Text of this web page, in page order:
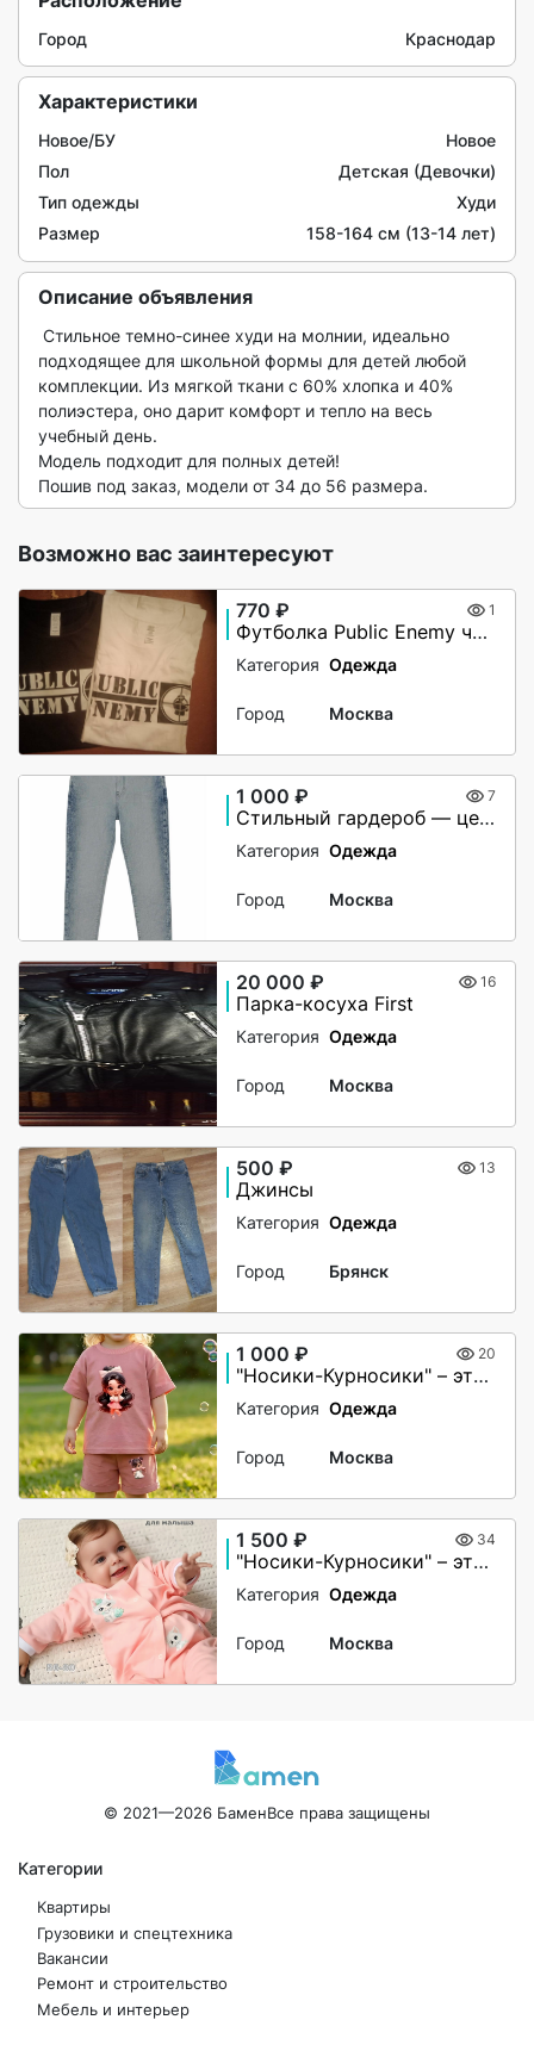
Город Краснодар
Характеристики
Новое/БУ
Новое
Пол
Детская (Девочки)
Тип одежды
Худи
Размер
158-164 см (13-14 лет)
Описание объявления
подходящее для школьной формы для детей любой
комплекции. Из мягкой ткани с 60% хлопка и 40%
полиэстера, оно дарит комфорт и тепло на весь
учебный день.
Модель подходит для полных детей!
Пошив под заказ, модели от 34 до 56 размера.
Возможно вас заинтересуют
770 ₽ 1
Футболка Public Enemy чёрная/белая (М)
Категория Одежда
Город Москва
1 000 ₽ 7
Стильный гардероб — цены ниже рынка
Категория Одежда
Город Москва
20 000 ₽ 16
Парка-косуха First
Категория Одежда
Город Москва
500 ₽ 13
Джинсы
Категория Одежда
Город Брянск
1 000 ₽ 20
"Носики-Курносики" – это не просто бренд детской одежды, это целый мир заботы и нежности, созданный для самых маленьких.
Категория Одежда
Город Москва
1 500 ₽ 34
"Носики-Курносики" – это не просто бренд детской одежды, это целый мир заботы и нежности, созданный для самых маленьких.
Категория Одежда
Город Москва
© 2021—2026 БаменВсе права защищены
Категории
Квартиры
Грузовики и спецтехника
Вакансии
Ремонт и строительство
Мебель и интерьер